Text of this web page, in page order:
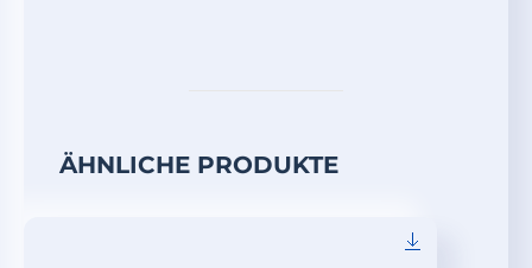
ÄHNLICHE PRODUKTE